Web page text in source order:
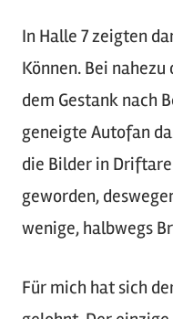
In Halle 7 zeigten
Können. Bei
dem Gestank nach
geneigte Autofan
die Bilder in
geworden,
wenige, halbwegs
Für mich hat sich